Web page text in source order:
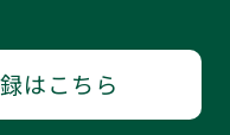
はこちら